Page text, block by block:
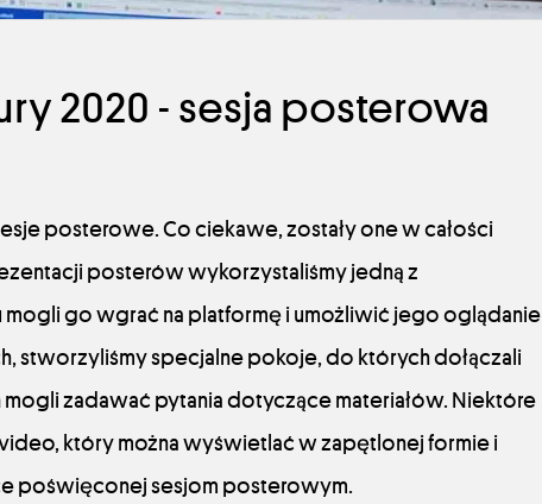
2020 - sesja posterowa
posterowe. Co ciekawe, zostały one w całości
posterów wykorzystaliśmy jedną z
mogli go wgrać na platformę i umożliwić jego oglądanie
stworzyliśmy specjalne pokoje, do których dołączali
zadawać pytania dotyczące materiałów. Niektóre
który można wyświetlać w zapętlonej formie i
poświęconej sesjom posterowym.